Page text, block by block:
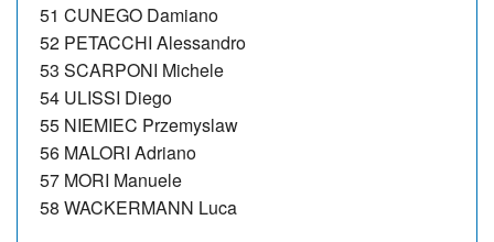
51 CUNEGO Damiano
52 PETACCHI Alessandro
53 SCARPONI Michele
54 ULISSI Diego
55 NIEMIEC Przemyslaw
56 MALORI Adriano
57 MORI Manuele
58 WACKERMANN Luca